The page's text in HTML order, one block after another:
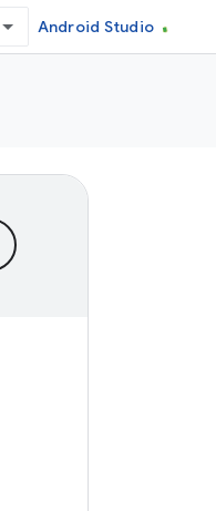
Android Studio